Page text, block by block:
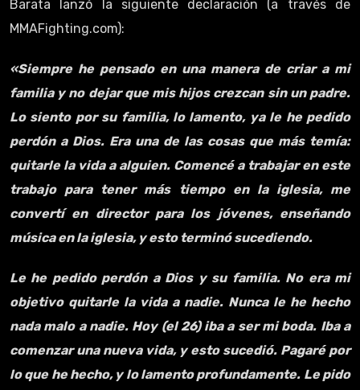
Barata lanzó la siguiente declaración (a través de
MMAFighting.com):
«Siempre he pensado en una manera de criar a mi
familia y no dejar que mis hijos crezcan sin un padre.
Lo siento por su familia, lo lamento, ya le he pedido
perdón a Dios. Era una de las cosas que más temía:
quitarle la vida a alguien. Comencé a trabajar en este
trabajo para tener más tiempo en la iglesia, me
convertí en director para los jóvenes, enseñando
música en la iglesia, y esto terminó sucediendo.
Le he pedido perdón a Dios y su familia. No era mi
objetivo quitarle la vida a nadie. Nunca le he hecho
nada malo a nadie. Hoy (el 26) iba a ser mi boda. Iba a
comenzar una nueva vida, y esto sucedió. Pagaré por
lo que he hecho, y lo lamento profundamente. Le pido